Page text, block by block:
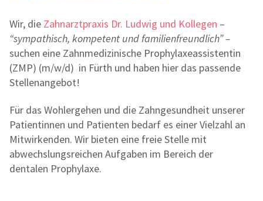
Wir, die Zahnarztpraxis Dr. Ludwig und Kollegen –
“sympathisch, kompetent und familienfreundlich” –
suchen eine Zahnmedizinische Prophylaxeassistentin
(ZMP) (m/w/d) in Fürth und haben hier das passende
Stellenangebot!
Für das Wohlergehen und die Zahngesundheit unserer
Patientinnen und Patienten bedarf es einer Vielzahl an
Mitwirkenden. Wir bieten eine freie Stelle mit
abwechslungsreichen Aufgaben im Bereich der
dentalen Prophylaxe.